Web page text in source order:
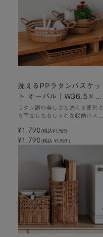
洗えるPPラタンバスケッ
ト オーバル｜W36.5×D2
6.5×H12cm
ラタン調の美しさと洗える便利さ
を両立したおしゃれな収納バスケ
¥1,790(税込¥1,969)
¥1,790(税込 ¥1,969 )